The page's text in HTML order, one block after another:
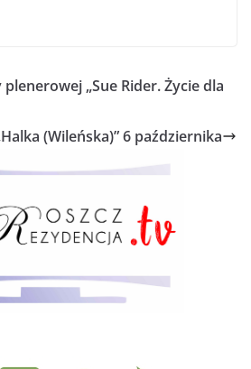
„Sue Rider. Życie dla
(Wileńska)” 6 października